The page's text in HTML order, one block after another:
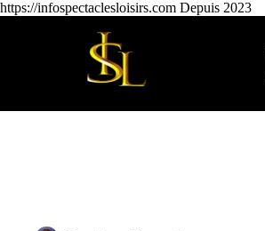
https://infospectaclesloisirs.com Depuis 2023